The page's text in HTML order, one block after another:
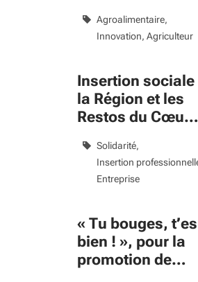
Agroalimentaire
Innovation Agriculteur
Insertion sociale
la Région et les
Restos du Cœur
ensemble
Solidarité
Insertion
Entreprise
« Tu bouges, t’es
bien ! », pour la
promotion de